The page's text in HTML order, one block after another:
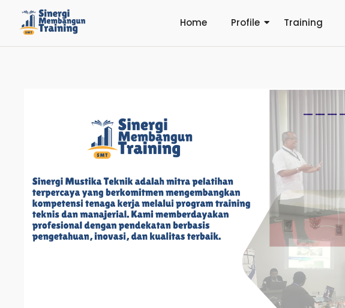
Home Profile Training